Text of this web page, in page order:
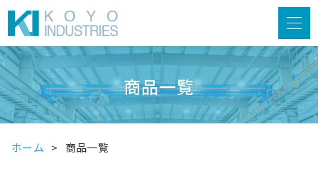
商品一覧
ホーム 商品一覧